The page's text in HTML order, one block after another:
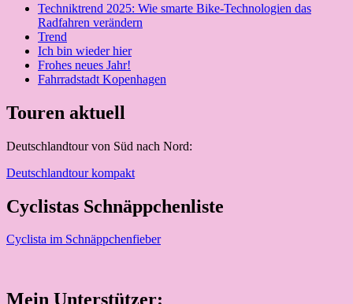
Techniktrend 2025: Wie smarte Bike-Technologien das
Radfahren verändern
Trend
Ich bin wieder hier
Frohes neues Jahr!
Fahrradstadt Kopenhagen
Touren aktuell
Deutschlandtour von Süd nach Nord:
Deutschlandtour kompakt
Cyclistas Schnäppchenliste
Cyclista im Schnäppchenfieber
Mein Unterstützer: